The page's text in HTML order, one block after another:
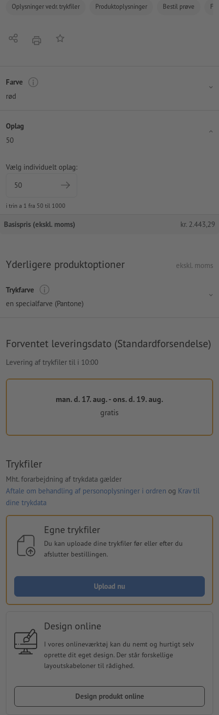
Oplysninger vedr. trykfiler Produktoplysninger Bestil prøve
Del tryk Tilføj til huskelisten
Farve
rød
Oplag
50
Vælg individuelt oplag:
i trin a 1 fra 50 til 1000
Basispris (ekskl. moms) kr. 2.443,29
Yderligere produktoptioner ekskl. moms
Trykfarve
en specialfarve (Pantone)
Forventet leveringsdato (Standardforsendelse)
Levering af trykfiler til i 10:00
man. d. 17. aug. - ons. d. 19. aug.
gratis
Trykfiler
Mht. forarbejdning af trykdata gælder
Aftale om behandling af personoplysninger i ordren og Krav til
dine trykdata
Egne trykfiler
Du kan uploade dine trykfiler før eller efter du
afslutter bestillingen.
Upload nu
Design online
I vores onlineværktøj kan du nemt og hurtigt selv
oprette dit eget design. Der står forskellige
layoutskabeloner til rådighed.
Design produkt online